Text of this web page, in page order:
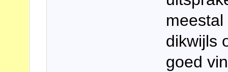
dikwijls
goed